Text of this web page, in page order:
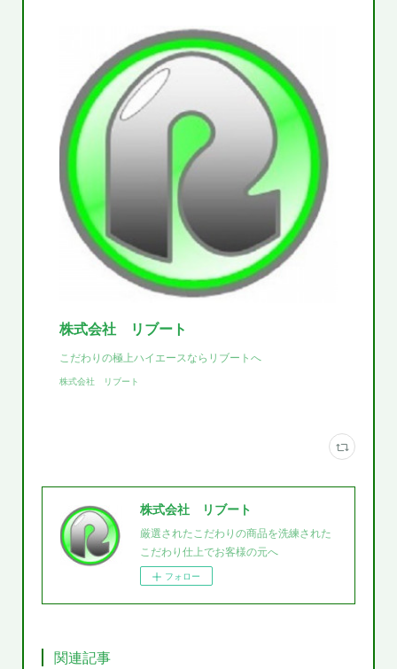
株式会社 リブート
こだわりの極上ハイエースならリブートへ
株式会社 リブート
株式会社 リブート
厳選されたこだわりの商品を洗練された
こだわり仕上でお客様の元へ
フォロー
関連記事